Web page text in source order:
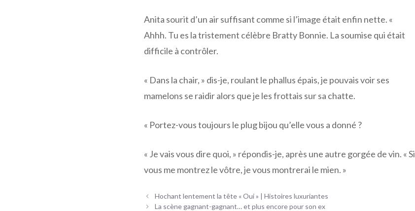
Anita sourit d’un air suffisant comme si l’image était enfin nette. «
Ahhh. Tu es la tristement célèbre Bratty Bonnie. La soumise qui était
difficile à contrôler.
« Dans la chair, » dis-je, roulant le phallus épais, je pouvais voir ses
mamelons se raidir alors que je les frottais sur sa chatte.
« Portez-vous toujours le plug bijou qu’elle vous a donné ?
« Je vais vous dire quoi, » répondis-je, après une autre gorgée de vin. « Si
vous me montrez le vôtre, je vous montrerai le mien. »
Navigation
des
Hochant lentement la tête « Oui » | Histoires luxuriantes
La scène gagnant-gagnant… et plus encore pour son ex